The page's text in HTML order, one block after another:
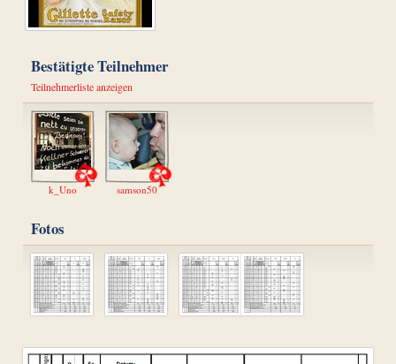
Bestätigte Teilnehmer
Teilnehmerliste anzeigen
k_Uno samson50
Fotos